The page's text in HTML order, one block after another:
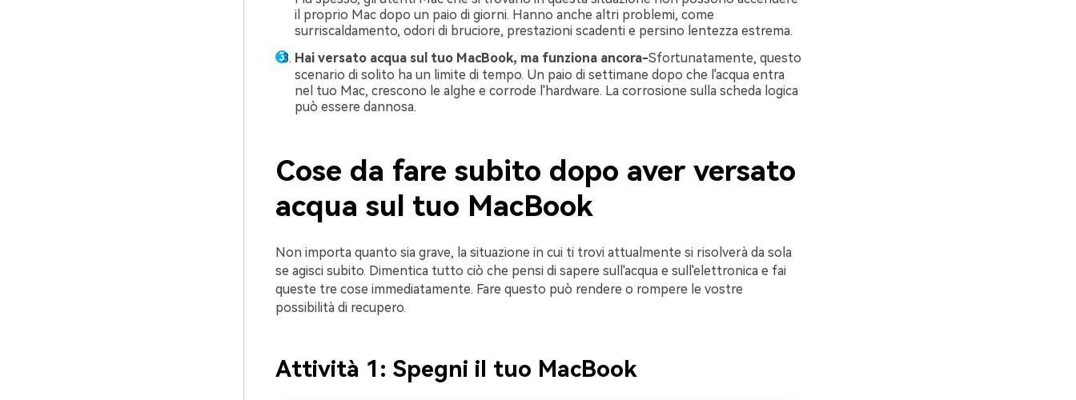
il proprio Mac dopo un paio di giorni. Hanno anche altri problemi, come
surriscaldamento, odori di bruciore, prestazioni scadenti e persino lentezza estrema.
Hai versato acqua sul tuo MacBook, ma funziona ancora-Sfortunatamente, questo
scenario di solito ha un limite di tempo. Un paio di settimane dopo che l'acqua entra
nel tuo Mac, crescono le alghe e corrode l'hardware. La corrosione sulla scheda logica
può essere dannosa.
Cose da fare subito dopo aver versato
acqua sul tuo MacBook
Non importa quanto sia grave, la situazione in cui ti trovi attualmente si risolverà da sola
se agisci subito. Dimentica tutto ciò che pensi di sapere sull'acqua e sull'elettronica e fai
queste tre cose immediatamente. Fare questo può rendere o rompere le vostre
possibilità di recupero.
Attività 1: Spegni il tuo MacBook